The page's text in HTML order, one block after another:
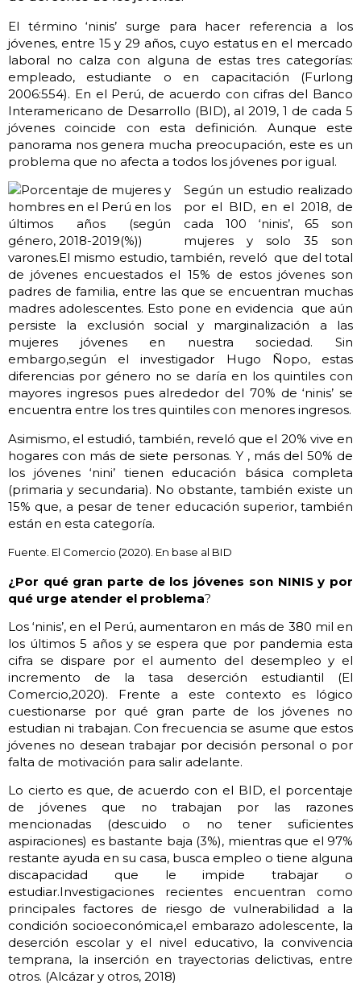
El término ‘ninis’ surge para hacer referencia a los
jóvenes, entre 15 y 29 años, cuyo estatus en el mercado
laboral no calza con alguna de estas tres categorías:
empleado, estudiante o en capacitación (Furlong
2006:554). En el Perú, de acuerdo con cifras del Banco
Interamericano de Desarrollo (BID), al 2019, 1 de cada 5
jóvenes coincide con esta definición. Aunque este
panorama nos genera mucha preocupación, este es un
problema que no afecta a todos los jóvenes por igual.
Según un estudio realizado
por el BID, en el 2018, de
cada 100 ‘ninis’, 65 son
mujeres y solo 35 son
varones.El mismo estudio, también, reveló que del total
de jóvenes encuestados el 15% de estos jóvenes son
padres de familia, entre las que se encuentran muchas
madres adolescentes. Esto pone en evidencia que aún
persiste la exclusión social y marginalización a las
mujeres jóvenes en nuestra sociedad. Sin
embargo,según el investigador Hugo Ñopo, estas
diferencias por género no se daría en los quintiles con
mayores ingresos pues alrededor del 70% de ‘ninis’ se
encuentra entre los tres quintiles con menores ingresos.
Asimismo, el estudió, también, reveló que el 20% vive en
hogares con más de siete personas. Y , más del 50% de
los jóvenes ‘nini’ tienen educación básica completa
(primaria y secundaria). No obstante, también existe un
15% que, a pesar de tener educación superior, también
están en esta categoría.
Fuente. El Comercio (2020). En base al BID
¿ Por qué gran parte de los jóvenes son NINIS y por
qué urge atender el problema?
Los ‘ninis’, en el Perú, aumentaron en más de 380 mil en
los últimos 5 años y se espera que por pandemia esta
cifra se dispare por el aumento del desempleo y el
incremento de la tasa deserción estudiantil (El
Comercio,2020). Frente a este contexto es lógico
cuestionarse por qué gran parte de los jóvenes no
estudian ni trabajan. Con frecuencia se asume que estos
jóvenes no desean trabajar por decisión personal o por
falta de motivación para salir adelante.
Lo cierto es que, de acuerdo con el BID, el porcentaje
de jóvenes que no trabajan por las razones
mencionadas (descuido o no tener suficientes
aspiraciones) es bastante baja (3%), mientras que el 97%
restante ayuda en su casa, busca empleo o tiene alguna
discapacidad que le impide trabajar o
estudiar.Investigaciones recientes encuentran como
principales factores de riesgo de vulnerabilidad a la
condición socioeconómica,el embarazo adolescente, la
deserción escolar y el nivel educativo, la convivencia
temprana, la inserción en trayectorias delictivas, entre
otros. (Alcázar y otros, 2018)